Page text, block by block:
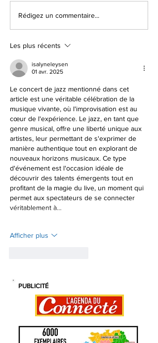
FOIRE DE MONTARGIS, C'EST PARTI !
DEMANDEZ LE PROGRAMME...
Rédigez un commentaire...
Les plus récents
isalyneleysen
01 avr. 2025
Le concert de jazz mentionné dans cet
article est une véritable célébration de la
musique vivante, où l'improvisation est au
cœur de l'expérience. Le jazz, en tant que
genre musical, offre une liberté unique aux
artistes, leur permettant de s'exprimer de
manière authentique tout en explorant de
nouveaux horizons musicaux. Ce type
d'événement est l'occasion idéale de
découvrir des talents émergents tout en
profitant de la magie du live, un moment qui
permet aux spectateurs de se connecter
véritablement à…
Afficher plus
PUBLICITÉ